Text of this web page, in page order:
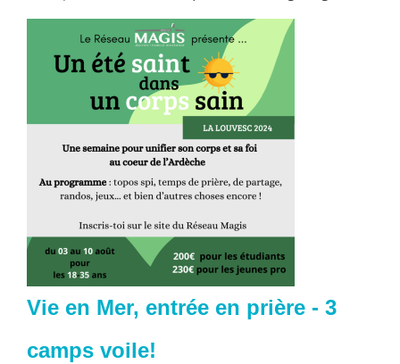
Vie en Mer, entrée en prière - 3
camps voile!